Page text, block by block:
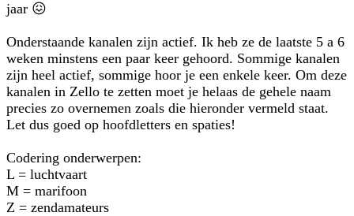
jaar 😖
Onderstaande kanalen zijn actief. Ik heb ze de laatste 5 a 6
weken minstens een paar keer gehoord. Sommige kanalen
zijn heel actief, sommige hoor je een enkele keer. Om deze
kanalen in Zello te zetten moet je helaas de gehele naam
precies zo overnemen zoals die hieronder vermeld staat.
Let dus goed op hoofdletters en spaties!
Codering onderwerpen:
L = luchtvaart
M = marifoon
Z = zendamateurs